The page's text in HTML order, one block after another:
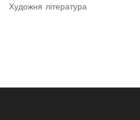
Художня література